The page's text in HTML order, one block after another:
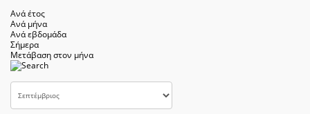
Ανά έτος
Ανά μήνα
Ανά εβδομάδα
Σήμερα
Μετάβαση στον μήνα